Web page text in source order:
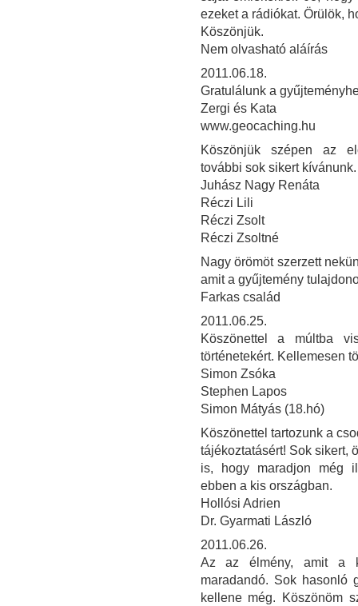
ezeket a rádiókat. Örülök,
Köszönjük.
Nem olvasható aláírás
2011.06.18.
Gratulálunk a
Zergi és Kata
www.geocaching.hu
Köszönjük szépen az
további sok sikert kívánunk.
Juhász Nagy Renáta
Réczi Lili
Réczi Zsolt
Réczi Zsoltné
Nagy örömöt szerzett
amit a gyűjtemény
Farkas család
2011.06.25.
Köszönettel a múltba
történetekért. Kellemesen
Simon Zsóka
Stephen Lapos
Simon Mátyás (18.hó)
Köszönettel tartozunk a
tájékoztatásért! Sok sikert,
is, hogy maradjon még
ebben a kis országban.
Hollósi Adrien
Dr. Gyarmati László
2011.06.26.
Az az élmény, amit a
maradandó. Sok hasonló
kellene még. Köszönöm